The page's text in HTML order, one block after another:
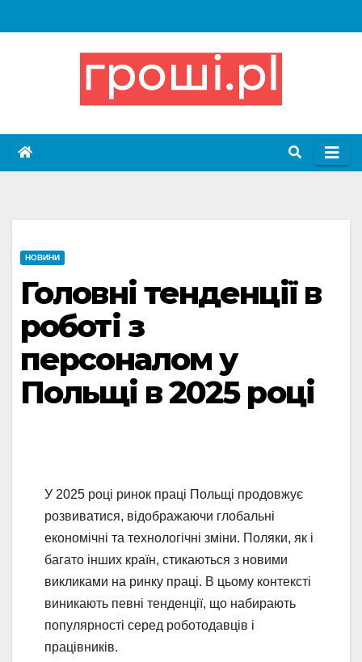
to
НОВИНИ
Головні тенденції в
роботі з
персоналом у
Польщі в 2025 році
У 2025 році ринок праці Польщі продовжує
розвиватися, відображаючи глобальні
економічні та технологічні зміни. Поляки, як і
багато інших країн, стикаються з новими
викликами на ринку праці. В цьому контексті
виникають певні тенденції, що набирають
популярності серед роботодавців і
працівників.